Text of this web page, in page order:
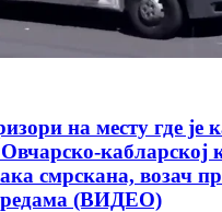
на месту где је
Овчарско-кабларској
смрскана, возач
(ВИДЕО)